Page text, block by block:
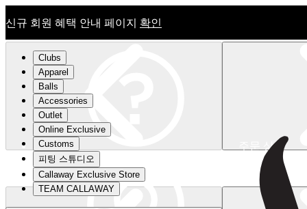
신규 회원 혜택 안내 페이지 확인
신규 회원 혜택 안내 페이지확인
주문 상태
Clubs
Apparel
Balls
Accessories
Outlet
Online Exclusive
Customs
피팅 스튜디오
Callaway Exclusive Store
TEAM CALLAWAY